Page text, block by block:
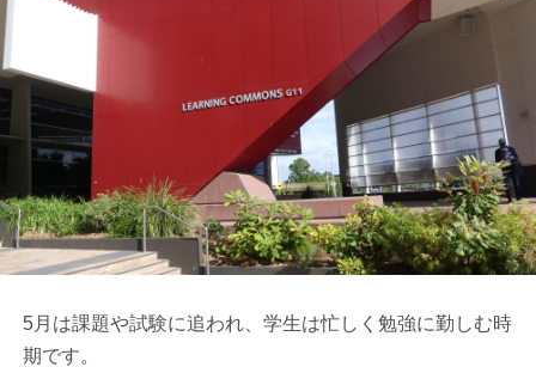
5月は課題や試験に追われ、学生は忙しく勉強に勤しむ時
期です。